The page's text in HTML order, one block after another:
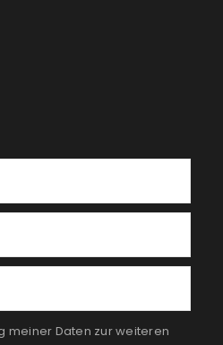
eröffnen und
meiner Daten zur weiteren